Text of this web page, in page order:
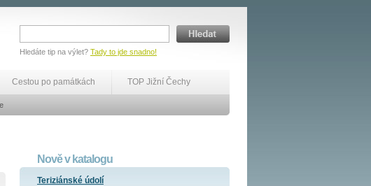
Hledáte tip na výlet? Tady to jde snadno!
Cestou po památkách TOP Jižní Čechy
Nově v katalogu
Teriziánské údolí